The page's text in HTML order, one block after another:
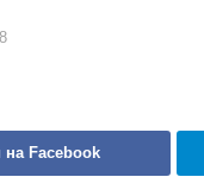
Facebook